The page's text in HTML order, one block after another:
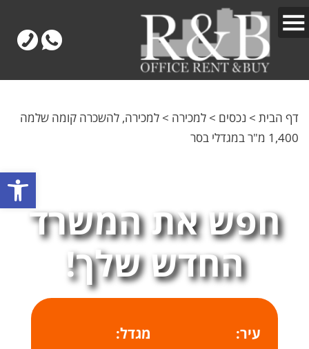
דף הבית > נכסים > למכירה > למכירה, להשכרה קומה שלמה
1,400 מ"ר במגדלי בסר
חפש את המשרד
החדש שלך!
עיר: מגדל: